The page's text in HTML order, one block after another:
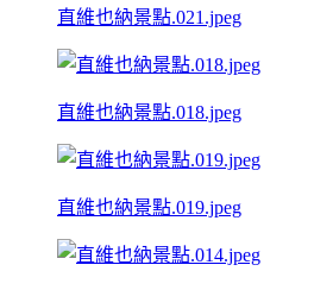
直維也納景點.021.jpeg
直維也納景點.018.jpeg
直維也納景點.019.jpeg